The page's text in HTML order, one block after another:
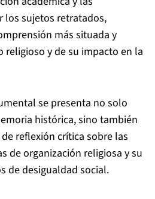
los sujetos retratados,
más situada y
y de su impacto en la
se presenta no solo
histórica, sino también
reflexión crítica sobre las
de organización religiosa y su
de desigualdad social.